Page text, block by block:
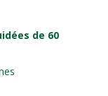
de 60